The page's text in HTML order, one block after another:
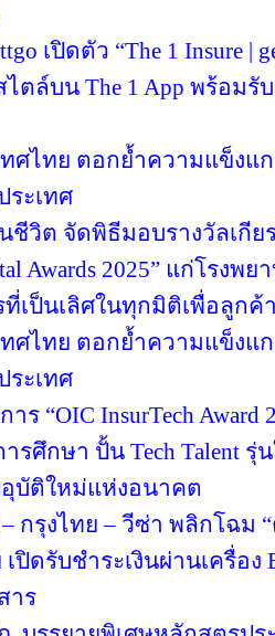
เปิดตัว “The 1 Insure
ตล์บน The 1 App พร้อมรั
ศไทย ตอกย้ำความแข็งแ
ระเทศ
ชีวิต จัดพิธีมอบรางวัลเกีย
Awards 2025” แก่โรง
ที่เป็นเลิศในทุกมิติเพื่อลูก
ศไทย ตอกย้ำความแข็งแ
ระเทศ
าร “OIC InsurTech
รศึกษา ปั้น Tech Talent
บัติใหม่แห่งอนาคต
กรุงไทย – วีซ่า พลิกโฉม “
ปิดรับชำระเงินผ่านเครื่อ
าร